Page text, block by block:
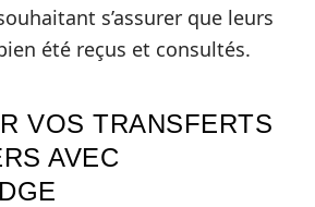
s’assurer que leurs
été reçus et consultés.
VOS TRANSFERTS
AVEC